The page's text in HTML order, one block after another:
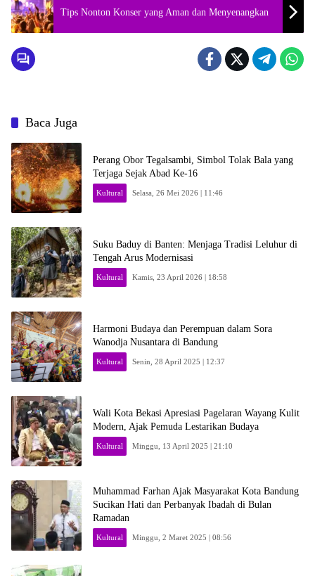
Tips Nonton Konser yang Aman dan Menyenangkan
Baca Juga
Perang Obor Tegalsambi, Simbol Tolak Bala yang
Terjaga Sejak Abad Ke-16
Kultural Selasa, 26 Mei 2026 | 11:46
Suku Baduy di Banten: Menjaga Tradisi Leluhur di
Tengah Arus Modernisasi
Kultural Kamis, 23 April 2026 | 18:58
Harmoni Budaya dan Perempuan dalam Sora
Wanodja Nusantara di Bandung
Kultural Senin, 28 April 2025 | 12:37
Wali Kota Bekasi Apresiasi Pagelaran Wayang Kulit
Modern, Ajak Pemuda Lestarikan Budaya
Kultural Minggu, 13 April 2025 | 21:10
Muhammad Farhan Ajak Masyarakat Kota Bandung
Sucikan Hati dan Perbanyak Ibadah di Bulan
Ramadan
Kultural Minggu, 2 Maret 2025 | 08:56